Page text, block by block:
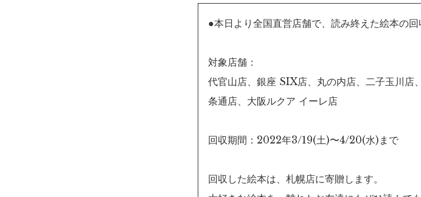
●本日より全国直営店舗で、読み終えた絵本の回
対象店舗：
代官山店、銀座 SIX店、丸の内店、二子玉川店
条通店、大阪ルクア イーレ店
回収期間：2022年3/19(土)〜4/20(水)まで
回収した絵本は、札幌店に寄贈します。